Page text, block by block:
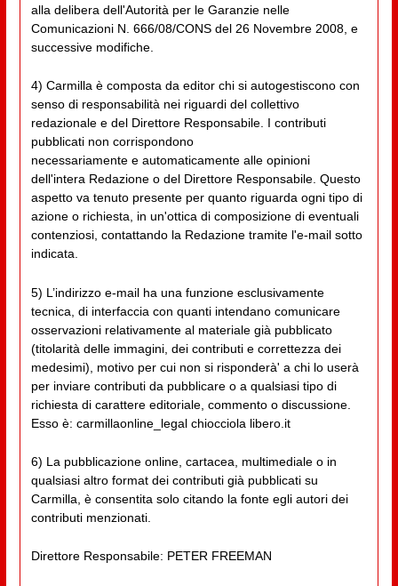
alla delibera dell'Autorità per le Garanzie nelle
Comunicazioni N. 666/08/CONS del 26 Novembre 2008, e
successive modifiche.
4) Carmilla è composta da editor chi si autogestiscono con
senso di responsabilità nei riguardi del collettivo
redazionale e del Direttore Responsabile. I contributi
pubblicati non corrispondono
necessariamente e automaticamente alle opinioni
dell'intera Redazione o del Direttore Responsabile. Questo
aspetto va tenuto presente per quanto riguarda ogni tipo di
azione o richiesta, in un'ottica di composizione di eventuali
contenziosi, contattando la Redazione tramite l'e-mail sotto
indicata.
5) L’indirizzo e-mail ha una funzione esclusivamente
tecnica, di interfaccia con quanti intendano comunicare
osservazioni relativamente al materiale già pubblicato
(titolarità delle immagini, dei contributi e correttezza dei
medesimi), motivo per cui non si risponderà' a chi lo userà
per inviare contributi da pubblicare o a qualsiasi tipo di
richiesta di carattere editoriale, commento o discussione.
Esso è: carmillaonline_legal chiocciola libero.it
6) La pubblicazione online, cartacea, multimediale o in
qualsiasi altro format dei contributi già pubblicati su
Carmilla, è consentita solo citando la fonte egli autori dei
contributi menzionati.
Direttore Responsabile: PETER FREEMAN